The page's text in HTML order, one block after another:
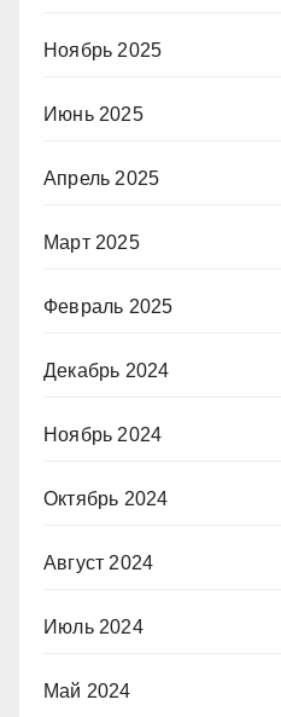
Ноябрь 2025
Июнь 2025
Апрель 2025
Март 2025
Февраль 2025
Декабрь 2024
Ноябрь 2024
Октябрь 2024
Август 2024
Июль 2024
Май 2024